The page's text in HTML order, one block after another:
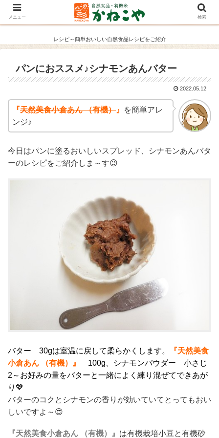
レシピ～簡単おいしい自然食品レシピをご紹介
パンにおススメ♪シナモンあんバター
2022.05.12
『天然美食小倉あん （有機） 』
を簡単アレ
ンジ♪
今日はパンに塗るおいしいスプレッド、シナモンあんバタ
ーのレシピをご紹介しま～す😉
バター 30gは室温に戻して柔らかくします。
『天然美食
小倉あん （有機）』
100g、シナモンパウダー 小さじ
2～お好みの量をバターと一緒によく練り混ぜてできあが
り 💖
バターのコクとシナモンの香りが効いていてとってもおい
しいですよ～😍
『天然美食小倉あん （有機）』 は有機栽培小豆と有機砂
メニュー 検索